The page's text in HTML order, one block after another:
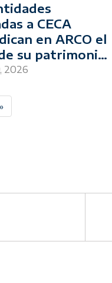
a CECA
en ARCO el
su patrimonio
y cultural
2026